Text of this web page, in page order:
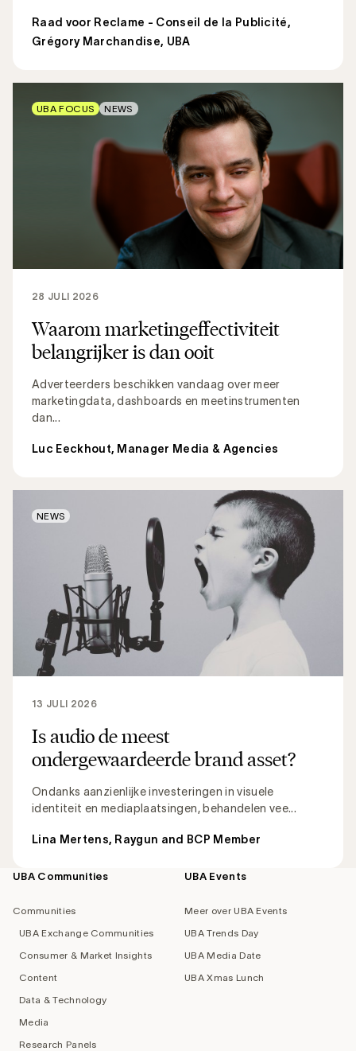
Raad voor Reclame - Conseil de la Publicité,
Grégory Marchandise, UBA
Waarom marketingeffectiviteit
belangrijker is dan ooit
Adverteerders beschikken vandaag over meer
marketingdata, dashboards en meetinstrumenten
dan...
28 JULI 2026
Luc Eeckhout, Manager Media & Agencies
UBA FOCUS NEWS
Is audio de meest
ondergewaardeerde brand asset?
Ondanks aanzienlijke investeringen in visuele
identiteit en mediaplaatsingen, behandelen vee...
13 JULI 2026
Lina Mertens, Raygun and BCP Member
NEWS
Footer
UBA Communities
Communities
UBA Exchange Communities
Consumer & Market Insights
Content
Data & Technology
Media
Research Panels
UBA Events
Meer over UBA Events
UBA Trends Day
UBA Media Date
UBA Xmas Lunch